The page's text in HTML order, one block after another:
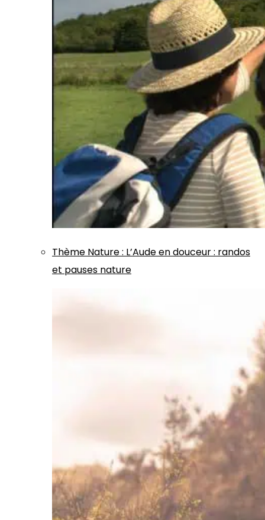
Thème Nature: L’Aude en douceur : randos
et pauses nature